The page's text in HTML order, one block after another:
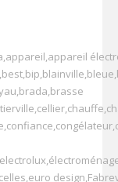
,appareil,appareil
,best,bip,blainville,bleue,
,brada,brasse
,cellier,chauffe,
,confiance,congélateur,
electrolux,
,euro design,